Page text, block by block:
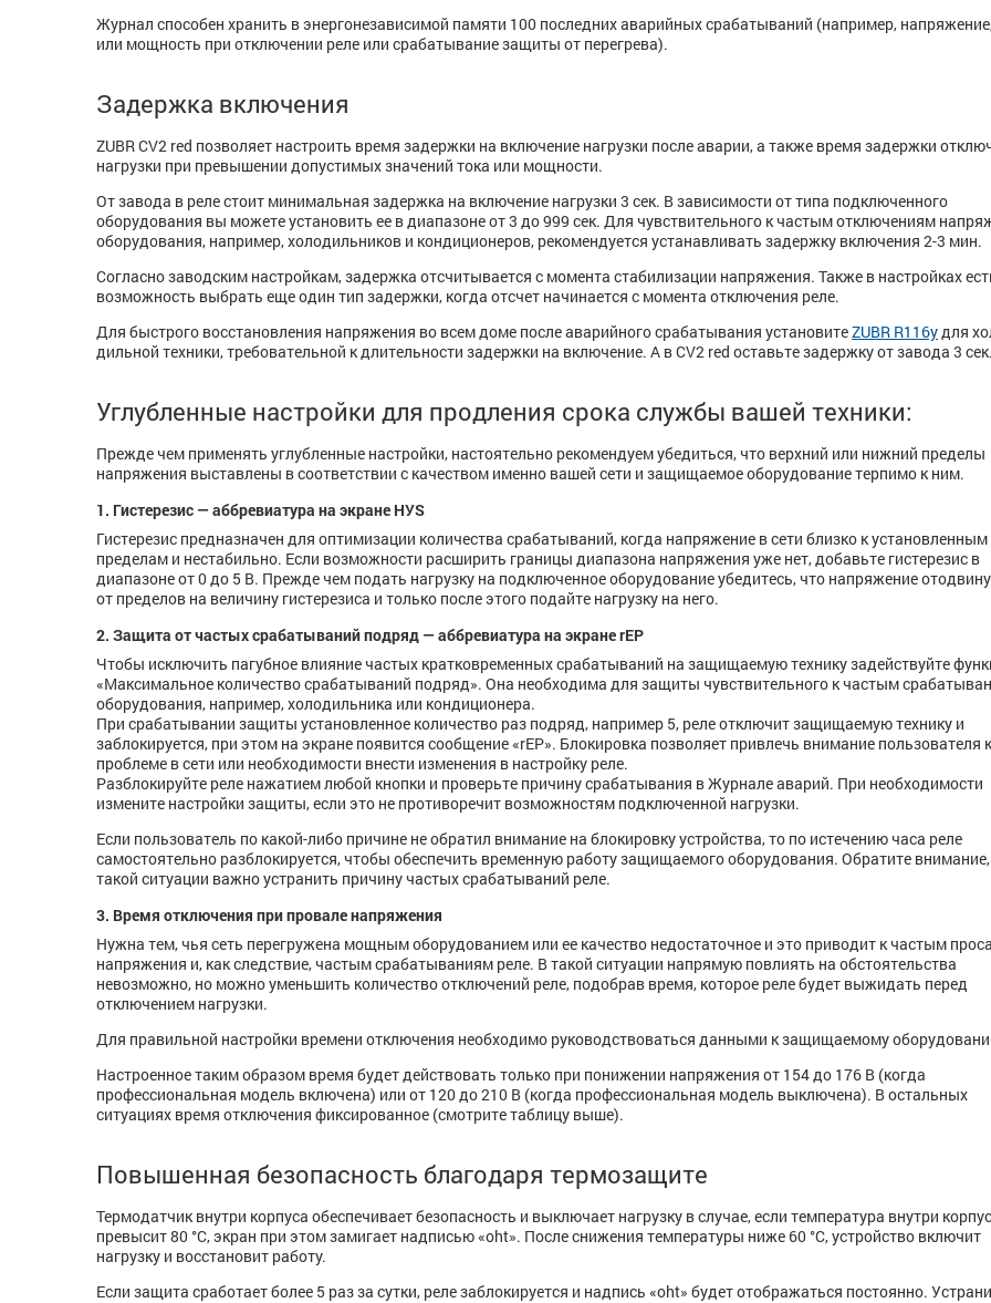
Журнал способен хранить в энергонезависимой памяти 100 последних аварийных срабатываний (например,
или мощность при отключении реле или срабатывание ­­защиты от перегрева).
Задержка включения
ZUBR CV2 red позволяет настроить время задержки на включение нагрузки после аварии, а также время задержки
нагрузки при превышении допустимых значений тока или мощности.
От завода в реле стоит минимальная задержка на включение нагрузки 3 сек. В зависимости от типа подключенного
оборудования вы можете установить ее в диапазоне от 3 до 999 сек. Для чувствительного к частым отключениям
оборудования, например, холодильников и кондиционеров, рекомендуется устанавливать задержку включения 2-3 мин.
Согласно заводским настройкам, задержка отсчитывается с момента стабилизации напряжения. Также в настройках
возможность выбрать еще один тип задержки, когда отсчет начинается с момента отключения реле.
Для быстрого восстановления напряжения во всем до­ме пос­ле ава­рийного срабаты­ва­ния ус­­тановитеZUBR R116yдля
дильной тех­ни­ки, тре­бо­­вательной к длительности за­держки на включение. А в CV2 red оставьте задержку от завода 3
Углубленные настройки для продления срока службы вашей техники:
Прежде чем применять углубленные настройки, настоятельно рекомендуем убедиться, что верхний или нижний пределы
напряжения выставлены в соответствии с качеством именно вашей сети и защищаемое оборудование терпимо к ним.
1. Гистерезис — аббревиатура на экране HУS
Гистерезис предназначен для оптимизации количества срабатываний, когда напряжение в сети близко к установленным
пределам и нестабильно. Если возможности расширить границы диапазона напряжения уже нет, добавьте гистерезис в
диапазоне от 0 до 5 В. Прежде чем подать нагрузку на подключенное оборудование убедитесь, что напряжение
от пределов на величину гистерезиса и только после этого подайте нагрузку на него.
2. Защита от частых срабатываний подряд — аббревиатура на экране rEP
Чтобы исключить пагубное влияние частых кратковременных срабатываний на защищаемую технику задействуйте
«Максимальное количество срабатываний подряд». Она необходима для защиты чувствительного к частым
оборудования, например, холодильника или кондиционера.
При срабатывании защиты установленное количество раз подряд, например 5, реле отключит защищаемую технику и
заблокируется, при этом на экране появится сообщение «rEP». Блокировка позволяет привлечь внимание пользователя к
проблеме в сети или необходимости внести изменения в настройку реле.
Разблокируйте реле нажатием любой кнопки и проверьте причину срабатывания в Журнале аварий. При необходимости
измените настройки защиты, если это не противоречит возможностям подключенной нагрузки.
Если пользователь по какой-либо причине не обратил внимание на блокировку устройства, то по истечению часа реле
самостоятельно разблокируется, чтобы обеспечить временную работу защищаемого оборудования. Обратите
такой ситуации важно устранить причину частых срабатываний реле.
3. Время отключения при провале напряжения
Нужна тем, чья сеть перегружена мощным оборудованием или ее качество недостаточное и это приводит к частым
напряжения и, как следствие, частым срабатываниям реле. В такой ситуации напрямую повлиять на обстоятельства
невозможно, но можно уменьшить количество отключений реле, подобрав время, которое реле будет выжидать перед
отключением нагрузки.
Для правильной настройки времени отключения необходимо руководствоваться данными к защищаемому
Настроенное таким образом время будет действовать только при понижении напряжения от 154 до 176 В (когда
профессиональная модель включена) или от 120 до 210 В (когда профессиональная модель выключена). В остальных
ситуациях время отключения фиксированное (смотрите таблицу выше).
Повышенная безопасность благодаря термозащите
Термодатчик внутри корпуса обеспечивает безопасность и выключает нагрузку в случае, если температура внутри
превысит 80 °С, экран при этом замигает надписью «oht». После снижения температуры ниже 60 °С, устройство включит
нагрузку и восстановит работу.
Если за­щита сра­­бо­та­ет более 5 раз за сутки, реле заблокируется и надпись «oht» будет отображаться постоянно.